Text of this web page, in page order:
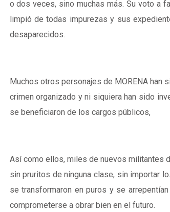
o dos veces, sino muchas más. Su voto a
limpió de todas impurezas y sus
desaparecidos.
Muchos otros personajes de MORENA han
crimen organizado y ni siquiera han sido
se beneficiaron de los cargos públicos,
Así como ellos, miles de nuevos militantes
sin pruritos de ninguna clase, sin importar
se transformaron en puros y se
comprometerse a obrar bien en el futuro.